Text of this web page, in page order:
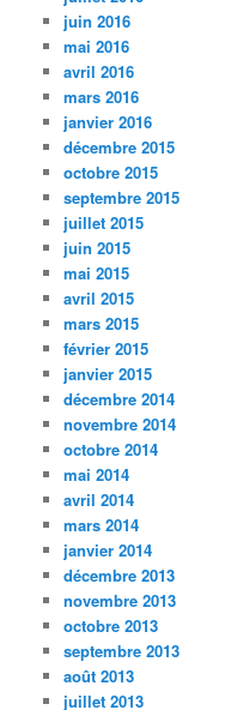
juin 2016
mai 2016
avril 2016
mars 2016
janvier 2016
décembre 2015
octobre 2015
septembre 2015
juillet 2015
juin 2015
mai 2015
avril 2015
mars 2015
février 2015
janvier 2015
décembre 2014
novembre 2014
octobre 2014
mai 2014
avril 2014
mars 2014
janvier 2014
décembre 2013
novembre 2013
octobre 2013
septembre 2013
août 2013
juillet 2013